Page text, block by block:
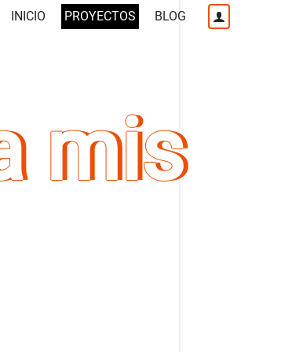
INICIO PROYECTOS BLOG
mis